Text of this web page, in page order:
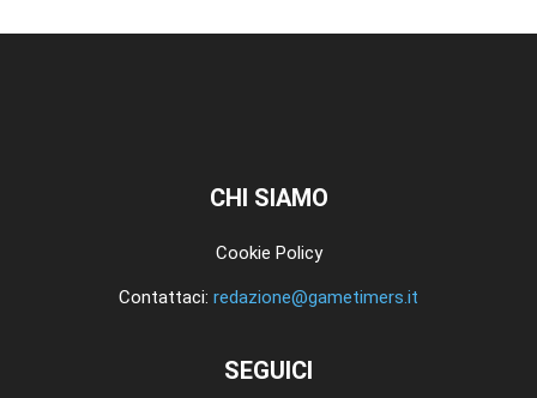
CHI SIAMO
Cookie Policy
Contattaci: redazione@gametimers.it
SEGUICI